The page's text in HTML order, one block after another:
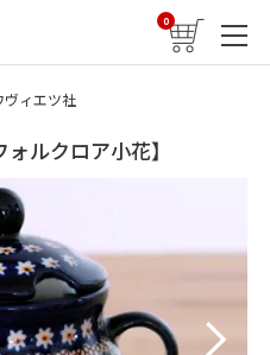
0
ヴィエツ社
ォルクロア小花】